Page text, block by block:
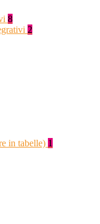
8
2
in tabelle) 1